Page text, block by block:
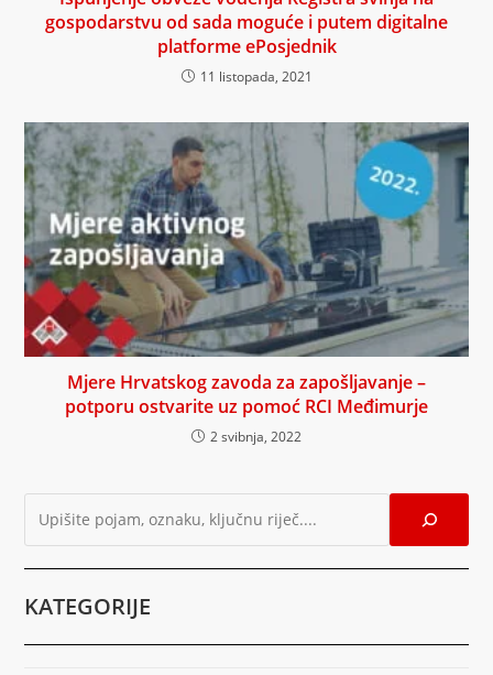
gospodarstvu od sada moguće i putem digitalne
platforme ePosjednik
11 listopada, 2021
Mjere Hrvatskog zavoda za zapošljavanje –
potporu ostvarite uz pomoć RCI Međimurje
2 svibnja, 2022
KATEGORIJE